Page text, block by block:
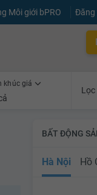
Môi giới bPRO Đăng
khúc giá
BẤT ĐỘNG
Hà Nội Hồ